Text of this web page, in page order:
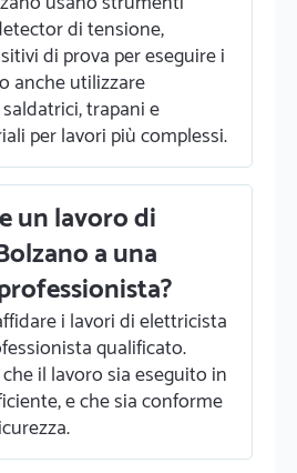
di tensione,
di prova per eseguire i
anche utilizzare
trapani e
per lavori più complessi.
un lavoro di
a una
i lavori di elettricista
qualificato.
il lavoro sia eseguito in
e che sia conforme